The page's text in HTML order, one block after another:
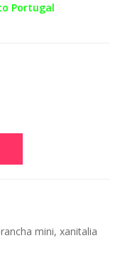
Portugal
mini, xanitalia